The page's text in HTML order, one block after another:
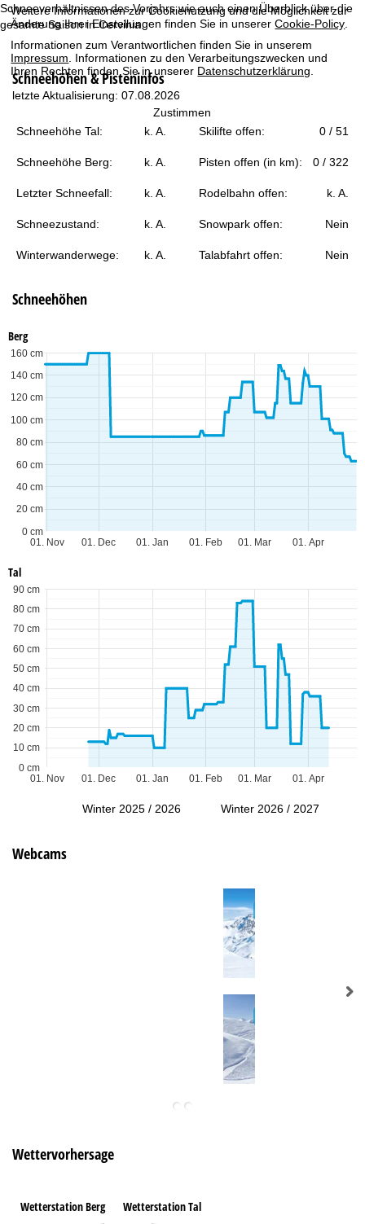
Weitere Informationen zur Cookienutzung und die Möglichkeit zur
Änderung Ihrer Einstellungen finden Sie in unsererCookie-Policy.
Informationen zum Verantwortlichen finden Sie in unserem
Impressum. Informationen zu den Verarbeitungszwecken und
Ihren Rechten finden Sie in unserer Datenschutzerklärung.
Zustimmen
i
t
e
Schneeverhältnissen des Vorjahrs wie auch einen Überblick über die
gesamte Saison in Cervinia.
Schneehöhen & Pisteninfos
letzte Aktualisierung: 07.08.2026
Schneehöhe Tal: k. A. Skilifte offen: 0 / 51
Schneehöhe Berg: k. A. Pisten offen (in km): 0 / 322
Letzter Schneefall: k. A. Rodelbahn offen: k. A.
Schneezustand: k. A. Snowpark offen: Nein
Winterwanderwege: k. A. Talabfahrt offen: Nein
Schneehöhen
Berg
01. Nov 01. Dec 01. Jan 01. Feb 01. Mar 01. Apr
0 cm
20 cm
40 cm
60 cm
80 cm
100 cm
120 cm
140 cm
160 cm
Tal
01. Nov 01. Dec 01. Jan 01. Feb 01. Mar 01. Apr
0 cm
10 cm
20 cm
30 cm
40 cm
50 cm
60 cm
70 cm
80 cm
90 cm
Winter 2025 / 2026 Winter 2026 / 2027
Webcams
Wettervorhersage
Wetterstation Berg Wetterstation Tal